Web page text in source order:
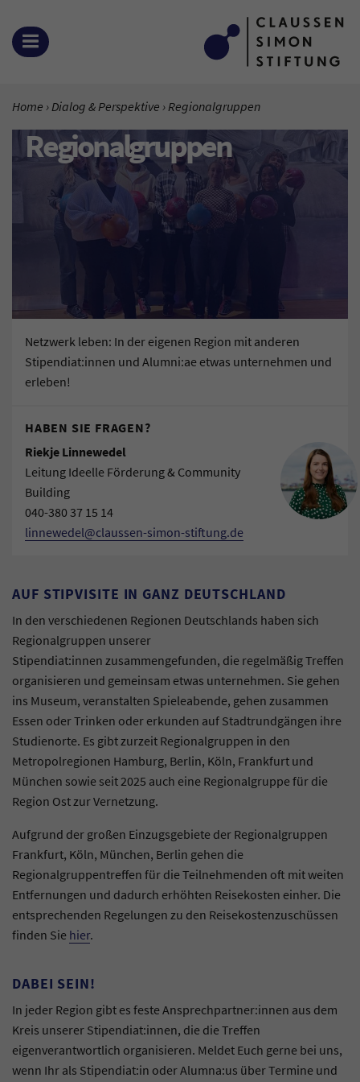
Zum Inhalt springen
MENÜ ÖFFNEN
SIE BEFINDEN SICH HIER:
Home Dialog & Perspektive Aktuelle Seite:
Regionalgruppen
Regionalgruppen
Netzwerk leben: In der eigenen Region mit anderen
Stipendiat:innen und Alumni:ae etwas unternehmen und
erleben!
HABEN SIE FRAGEN?
Riekje Linnewedel
Leitung Ideelle Förderung & Community
Building
040-380 37 15 14
linnewedel@claussen-simon-stiftung.de
AUF STIPVISITE IN GANZ DEUTSCHLAND
In den verschiedenen Regionen Deutschlands haben sich
Regionalgruppen unserer
Stipendiat:innen zusammengefunden, die regelmäßig Treffen
organisieren und gemeinsam etwas unternehmen. Sie gehen
ins Museum, veranstalten Spieleabende, gehen zusammen
Essen oder Trinken oder erkunden auf Stadtrundgängen ihre
Studienorte. Es gibt zurzeit Regionalgruppen in den
Metropolregionen Hamburg, Berlin, Köln, Frankfurt und
München sowie seit 2025 auch eine Regionalgruppe für die
Region Ost zur Vernetzung.
Aufgrund der großen Einzugsgebiete der Regionalgruppen
Frankfurt, Köln, München, Berlin gehen die
Regionalgruppentreffen für die Teilnehmenden oft mit weiten
Entfernungen und dadurch erhöhten Reisekosten einher. Die
entsprechenden Regelungen zu den Reisekostenzuschüssen
finden Sie hier.
DABEI SEIN!
In jeder Region gibt es feste Ansprechpartner:innen aus dem
Kreis unserer Stipendiat:innen, die die Treffen
eigenverantwortlich organisieren. Meldet Euch gerne bei uns,
wenn Ihr als Stipendiat:in oder Alumna:us über Termine und